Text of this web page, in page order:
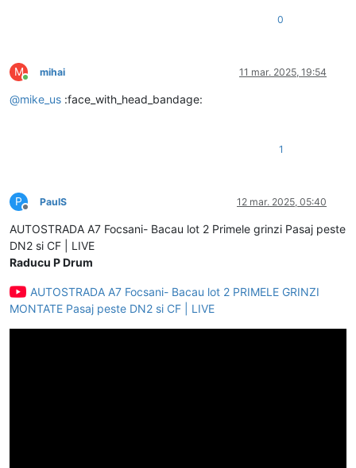
0
M
Conectat
mihai 11 mar. 2025, 19:54
@mike_us :face_with_head_bandage:
1
P
Deconectat
PaulS 12 mar. 2025, 05:40
AUTOSTRADA A7 Focsani- Bacau lot 2 Primele grinzi Pasaj peste
DN2 si CF | LIVE
Raducu P Drum
AUTOSTRADA A7 Focsani- Bacau lot 2 PRIMELE GRINZI
MONTATE Pasaj peste DN2 si CF | LIVE